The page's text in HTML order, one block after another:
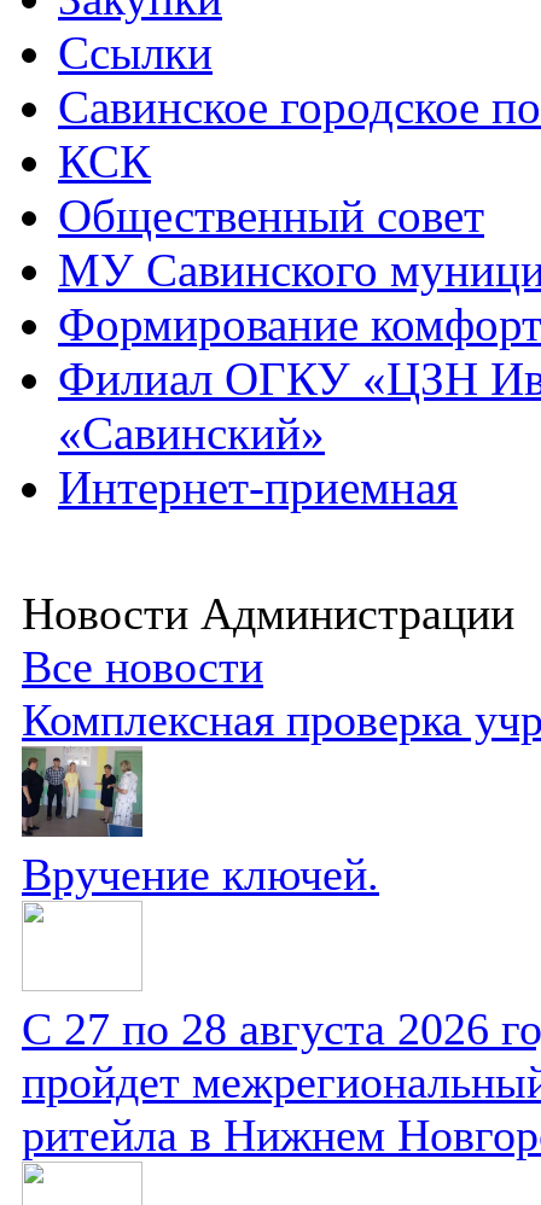
Ссылки
Савинское городское
КСК
Общественный совет
МУ Савинского
Формирование
Филиал ОГКУ «ЦЗН
«Савинский»
Интернет-приемная
Новости Администрации
Все новости
Комплексная проверка
Вручение ключей.
С 27 по 28 августа 2026
пройдет
ритейла в Нижнем